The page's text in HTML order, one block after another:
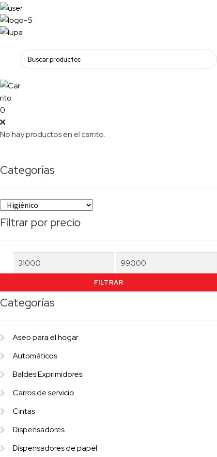
0
No hay productos en el carrito.
Categorías
Filtrar por precio
Precio
Precio
máximo
FILTRAR
Categorías
Aseo para el hogar
Automáticos
Baldes Exprimidores
Carros de servicio
Cintas
Dispensadores
Dispensadores de papel